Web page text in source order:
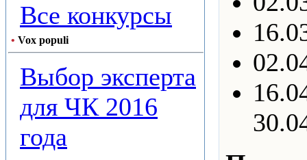
Все конкурсы
• Vox populi
Выбор эксперта
для ЧК 2016
года